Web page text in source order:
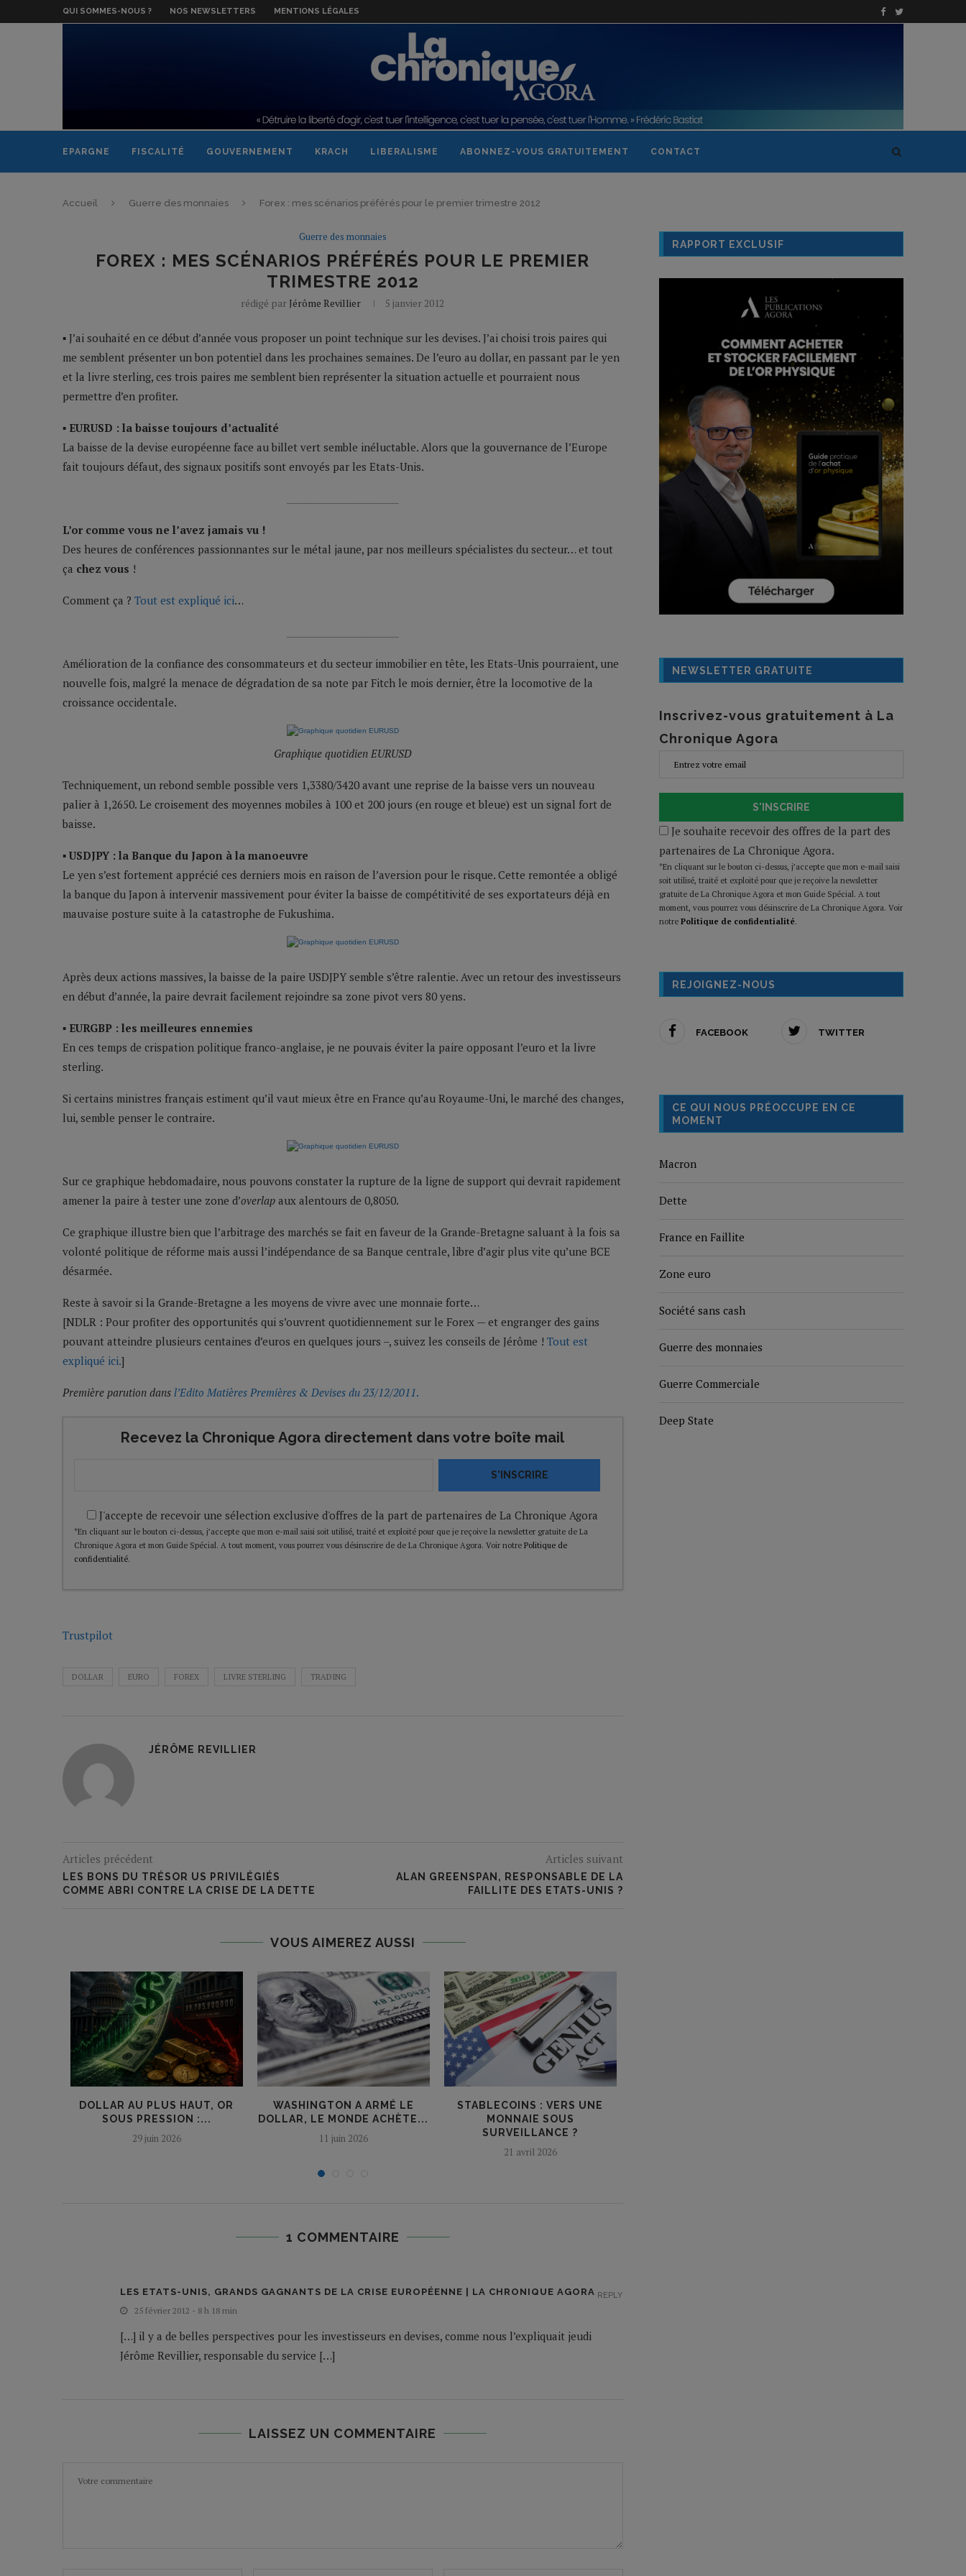
QUI SOMMES-NOUS ? NOS NEWSLETTERS MENTIONS LÉGALES
EPARGNE FISCALITÉ GOUVERNEMENT KRACH LIBERALISME ABONNEZ-VOUS GRATUITEMENT CONTACT
Accueil Guerre des monnaies Forex : mes scénarios préférés pour le premier trimestre 2012
Guerre des monnaies
FOREX : MES SCÉNARIOS PRÉFÉRÉS POUR LE PREMIER
TRIMESTRE 2012
rédigé par Jérôme Revillier 5 janvier 2012
▪ J’ai souhaité en ce début d’année vous proposer un point technique sur les devises. J’ai choisi trois paires qui
me semblent présenter un bon potentiel dans les prochaines semaines. De l’euro au dollar, en passant par le yen
et la livre sterling, ces trois paires me semblent bien représenter la situation actuelle et pourraient nous
permettre d’en profiter.
▪ EURUSD : la baisse toujours d’actualité
La baisse de la devise européenne face au billet vert semble inéluctable. Alors que la gouvernance de l’Europe
fait toujours défaut, des signaux positifs sont envoyés par les Etats-Unis.
L’or comme vous ne l’avez jamais vu !
Des heures de conférences passionnantes sur le métal jaune, par nos meilleurs spécialistes du secteur… et tout
ça chez vous !
Comment ça ? Tout est expliqué ici…
Amélioration de la confiance des consommateurs et du secteur immobilier en tête, les Etats-Unis pourraient, une
nouvelle fois, malgré la menace de dégradation de sa note par Fitch le mois dernier, être la locomotive de la
croissance occidentale.
Graphique quotidien EURUSD
Techniquement, un rebond semble possible vers 1,3380/3420 avant une reprise de la baisse vers un nouveau
palier à 1,2650. Le croisement des moyennes mobiles à 100 et 200 jours (en rouge et bleue) est un signal fort de
baisse.
▪ USDJPY : la Banque du Japon à la manoeuvre
Le yen s’est fortement apprécié ces derniers mois en raison de l’aversion pour le risque. Cette remontée a obligé
la banque du Japon à intervenir massivement pour éviter la baisse de compétitivité de ses exportateurs déjà en
mauvaise posture suite à la catastrophe de Fukushima.
Après deux actions massives, la baisse de la paire USDJPY semble s’être ralentie. Avec un retour des investisseurs
en début d’année, la paire devrait facilement rejoindre sa zone pivot vers 80 yens.
▪ EURGBP : les meilleures ennemies
En ces temps de crispation politique franco-anglaise, je ne pouvais éviter la paire opposant l’euro et la livre
sterling.
Si certains ministres français estiment qu’il vaut mieux être en France qu’au Royaume-Uni, le marché des changes,
lui, semble penser le contraire.
Sur ce graphique hebdomadaire, nous pouvons constater la rupture de la ligne de support qui devrait rapidement
amener la paire à tester une zone d’overlap aux alentours de 0,8050.
Ce graphique illustre bien que l’arbitrage des marchés se fait en faveur de la Grande-Bretagne saluant à la fois sa
volonté politique de réforme mais aussi l’indépendance de sa Banque centrale, libre d’agir plus vite qu’une BCE
désarmée.
Reste à savoir si la Grande-Bretagne a les moyens de vivre avec une monnaie forte…
[NDLR : Pour profiter des opportunités qui s’ouvrent quotidiennement sur le Forex — et engranger des gains
pouvant atteindre plusieurs centaines d’euros en quelques jours –, suivez les conseils de Jérôme ! Tout est
expliqué ici.]
Première parution dans l’Edito Matières Premières & Devises du 23/12/2011.
Recevez la Chronique Agora directement dans votre boîte mail
S'INSCRIRE
J'accepte de recevoir une sélection exclusive d'offres de la part de partenaires de La Chronique Agora
*En cliquant sur le bouton ci-dessus, j’accepte que mon e-mail saisi soit utilisé, traité et exploité pour que je reçoive la newsletter gratuite de La
Chronique Agora et mon Guide Spécial. A tout moment, vous pourrez vous désinscrire de de La Chronique Agora. Voir notre Politique de
confidentialité.
Trustpilot
DOLLAR EURO FOREX LIVRE STERLING TRADING
JÉRÔME REVILLIER
Articles précédent
LES BONS DU TRÉSOR US PRIVILÉGIÉS
COMME ABRI CONTRE LA CRISE DE LA DETTE
Articles suivant
ALAN GREENSPAN, RESPONSABLE DE LA
FAILLITE DES ETATS-UNIS ?
VOUS AIMEREZ AUSSI
DOLLAR AU PLUS HAUT, OR
SOUS PRESSION :...
29 juin 2026
WASHINGTON A ARMÉ LE
DOLLAR, LE MONDE ACHÈTE...
11 juin 2026
STABLECOINS : VERS UNE
MONNAIE SOUS
SURVEILLANCE ?
21 avril 2026
1 COMMENTAIRE
LES ETATS-UNIS, GRANDS GAGNANTS DE LA CRISE EUROPÉENNE | LA CHRONIQUE AGORA
25 février 2012 - 8 h 18 min
[…] il y a de belles perspectives pour les investisseurs en devises, comme nous l’expliquait jeudi
Jérôme Revillier, responsable du service […]
REPLY
LAISSEZ UN COMMENTAIRE
RAPPORT EXCLUSIF
NEWSLETTER GRATUITE
Inscrivez-vous gratuitement à La
Chronique Agora
S'INSCRIRE
Je souhaite recevoir des offres de la part des
partenaires de La Chronique Agora.
*En cliquant sur le bouton ci-dessus, j’accepte que mon e-mail saisi
soit utilisé, traité et exploité pour que je reçoive la newsletter
gratuite de La Chronique Agora et mon Guide Spécial. A tout
moment, vous pourrez vous désinscrire de La Chronique Agora. Voir
notre Politique de confidentialité.
REJOIGNEZ-NOUS
FACEBOOK TWITTER
CE QUI NOUS PRÉOCCUPE EN CE
MOMENT
Macron
Dette
France en Faillite
Zone euro
Société sans cash
Guerre des monnaies
Guerre Commerciale
Deep State